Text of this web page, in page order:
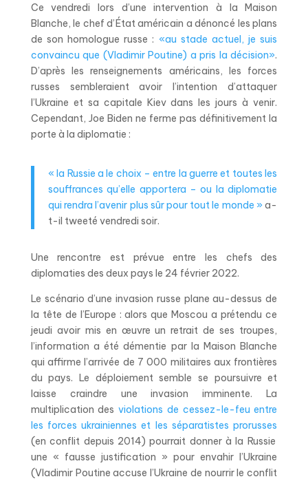
Ce vendredi lors d’une intervention à la Maison
Blanche, le chef d’État américain a dénoncé les plans
de son homologue russe : «au stade actuel, je suis
convaincu que (Vladimir Poutine) a pris la décision».
D’après les renseignements américains, les forces
russes sembleraient avoir l’intention d’attaquer
l’Ukraine et sa capitale Kiev dans les jours à venir.
Cependant, Joe Biden ne ferme pas définitivement la
porte à la diplomatie :
« la Russie a le choix – entre la guerre et toutes les
souffrances qu’elle apportera – ou la diplomatie
qui rendra l’avenir plus sûr pour tout le monde » a-
t-il tweeté vendredi soir.
Une rencontre est prévue entre les chefs des
diplomaties des deux pays le 24 février 2022.
Le scénario d’une invasion russe plane au-dessus de
la tête de l’Europe : alors que Moscou a prétendu ce
jeudi avoir mis en œuvre un retrait de ses troupes,
l’information a été démentie par la Maison Blanche
qui affirme l’arrivée de 7 000 militaires aux frontières
du pays. Le déploiement semble se poursuivre et
laisse craindre une invasion imminente. La
multiplication desviolations de cessez-le-feu entre
les forces ukrainiennes et les séparatistes prorusses
(en conflit depuis 2014) pourrait donner à la Russie
une « fausse justification » pour envahir l’Ukraine
(Vladimir Poutine accuse l’Ukraine de nourrir le conflit